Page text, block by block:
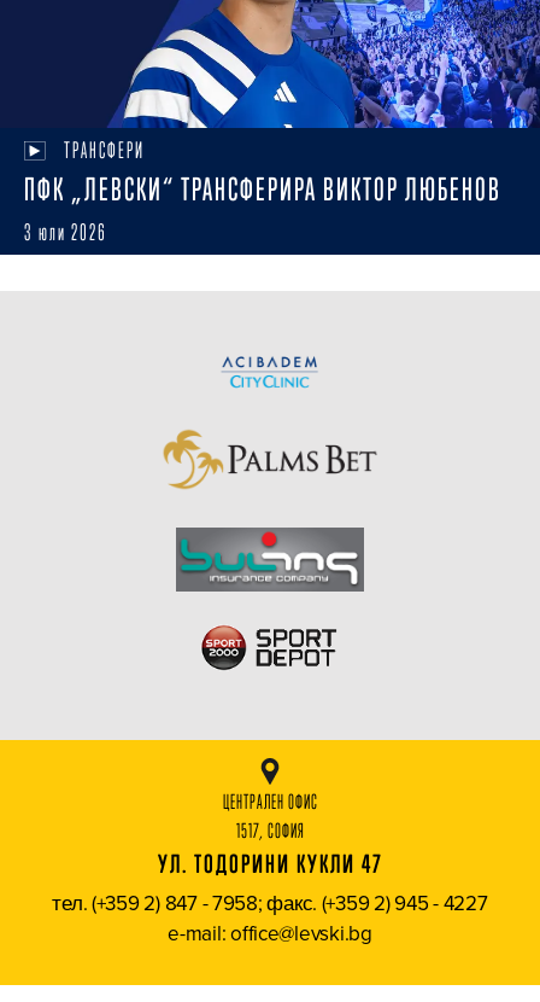
ТРАНСФЕРИ
ПФК „ЛЕВСКИ“ ТРАНСФЕРИРА ВИКТОР ЛЮБЕНОВ
3 юли 2026
ЦЕНТРАЛЕН ОФИС
1517, СОФИЯ
УЛ. ТОДОРИНИ КУКЛИ 47
тел. (+359 2) 847 - 7958; факс. (+359 2) 945 - 4227
e-mail: office@levski.bg